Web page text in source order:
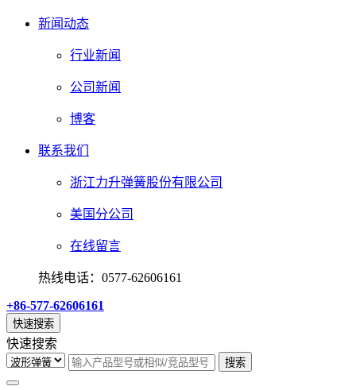
新闻动态
行业新闻
公司新闻
博客
联系我们
浙江力升弹簧股份有限公司
美国分公司
在线留言
热线电话：0577-62606161
+86-577-62606161
快速搜索
快速搜索
搜索